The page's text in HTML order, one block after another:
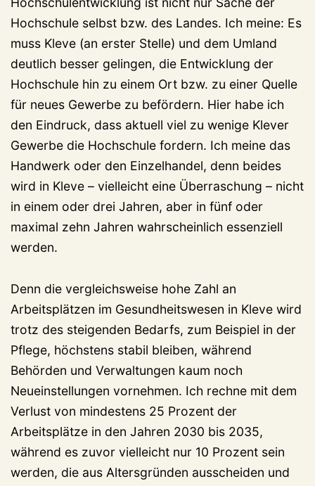
Hochschule selbst bzw. des Landes. Ich meine: Es
muss Kleve (an erster Stelle) und dem Umland
deutlich besser gelingen, die Entwicklung der
Hochschule hin zu einem Ort bzw. zu einer Quelle
für neues Gewerbe zu befördern. Hier habe ich
den Eindruck, dass aktuell viel zu wenige Klever
Gewerbe die Hochschule fordern. Ich meine das
Handwerk oder den Einzelhandel, denn beides
wird in Kleve – vielleicht eine Überraschung – nicht
in einem oder drei Jahren, aber in fünf oder
maximal zehn Jahren wahrscheinlich essenziell
werden.
Denn die vergleichsweise hohe Zahl an
Arbeitsplätzen im Gesundheitswesen in Kleve wird
trotz des steigenden Bedarfs, zum Beispiel in der
Pflege, höchstens stabil bleiben, während
Behörden und Verwaltungen kaum noch
Neueinstellungen vornehmen. Ich rechne mit dem
Verlust von mindestens 25 Prozent der
Arbeitsplätze in den Jahren 2030 bis 2035,
während es zuvor vielleicht nur 10 Prozent sein
werden, die aus Altersgründen ausscheiden und